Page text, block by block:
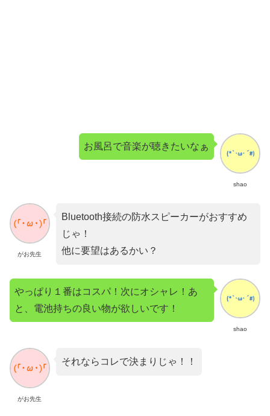
shao
お風呂で音楽が聴きたいなぁ
がお先生
Bluetooth接続の防水スピーカーがおすすめ
じゃ！
他に要望はあるかい？
shao
やっぱり１番はコスパ！次にオシャレ！あ
と、電池持ちの良い物が欲しいです！
がお先生
それならコレで決まりじゃ！！